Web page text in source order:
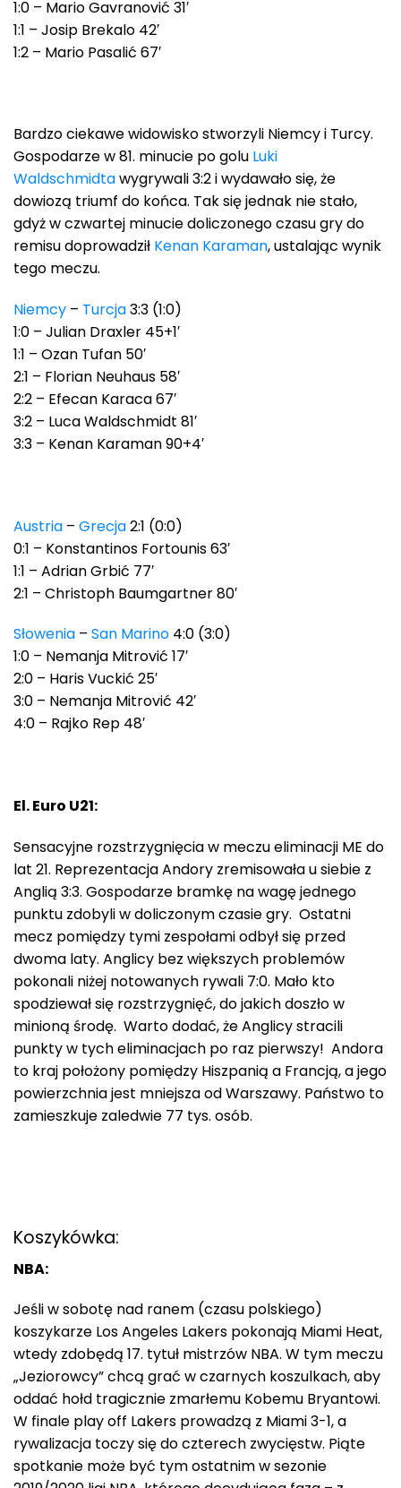
1:0 – Mario Gavranović 31′
1:1 – Josip Brekalo 42′
1:2 – Mario Pasalić 67′
Bardzo ciekawe widowisko stworzyli Niemcy i Turcy.
Gospodarze w 81. minucie po golu Luki
Waldschmidtawygrywali 3:2 i wydawało się, że
dowiozą triumf do końca. Tak się jednak nie stało,
gdyż w czwartej minucie doliczonego czasu gry do
remisu doprowadził Kenan Karaman, ustalając wynik
tego meczu.
Niemcy – Turcja3:3 (1:0)
1:0 – Julian Draxler 45+1′
1:1 – Ozan Tufan 50′
2:1 – Florian Neuhaus 58′
2:2 – Efecan Karaca 67′
3:2 – Luca Waldschmidt 81′
3:3 – Kenan Karaman 90+4′
Austria – Grecja2:1 (0:0)
0:1 – Konstantinos Fortounis 63′
1:1 – Adrian Grbić 77′
2:1 – Christoph Baumgartner 80′
Słowenia – San Marino 4:0 (3:0)
1:0 – Nemanja Mitrović 17′
2:0 – Haris Vuckić 25′
3:0 – Nemanja Mitrović 42′
4:0 – Rajko Rep 48′
El. Euro U21:
Sensacyjne rozstrzygnięcia w meczu eliminacji ME do
lat 21. Reprezentacja Andory zremisowała u siebie z
Anglią 3:3. Gospodarze bramkę na wagę jednego
punktu zdobyli w doliczonym czasie gry. Ostatni
mecz pomiędzy tymi zespołami odbył się przed
dwoma laty. Anglicy bez większych problemów
pokonali niżej notowanych rywali 7:0. Mało kto
spodziewał się rozstrzygnięć, do jakich doszło w
minioną środę. Warto dodać, że Anglicy stracili
punkty w tych eliminacjach po raz pierwszy! Andora
to kraj położony pomiędzy Hiszpanią a Francją, a jego
powierzchnia jest mniejsza od Warszawy. Państwo to
zamieszkuje zaledwie 77 tys. osób.
Koszykówka:
NBA:
Jeśli w sobotę nad ranem (czasu polskiego)
koszykarze Los Angeles Lakers pokonają Miami Heat,
wtedy zdobędą 17. tytuł mistrzów NBA. W tym meczu
„Jeziorowcy” chcą grać w czarnych koszulkach, aby
oddać hołd tragicznie zmarłemu Kobemu Bryantowi.
W finale play off Lakers prowadzą z Miami 3-1, a
rywalizacja toczy się do czterech zwycięstw. Piąte
spotkanie może być tym ostatnim w sezonie